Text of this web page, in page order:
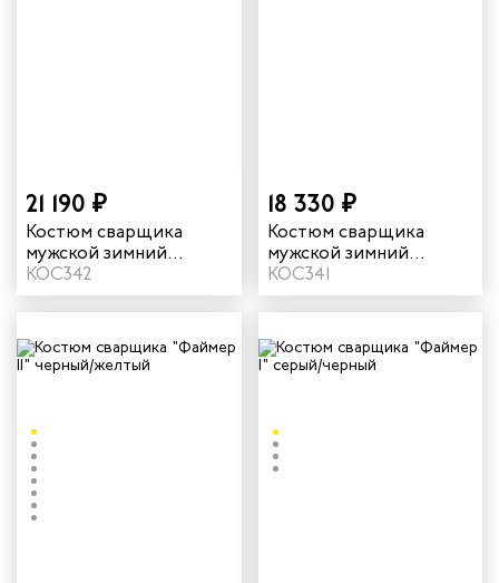
21 190 ₽
Костюм сварщика
мужской зимний
"Файмер 2" цвет
черный/желтый
КОС342
18 330 ₽
Костюм сварщика
мужской зимний
"Файмер 1" цвет серый/
черный
КОС341